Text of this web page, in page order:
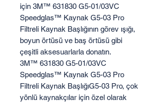
için 3M™ 631830 G5-01/03VC
Speedglas™ Kaynak G5-03 Pro
Filtreli Kaynak Başlığının görev ışığı,
boyun örtüsü ve baş örtüsü gibi
çeşitli aksesuarlarla donatın.
3M™ 631830 G5-01/03VC
Speedglas™ Kaynak G5-03 Pro
Filtreli Kaynak BaşlığıG5-03 Pro, çok
yönlü kaynakçılar için özel olarak